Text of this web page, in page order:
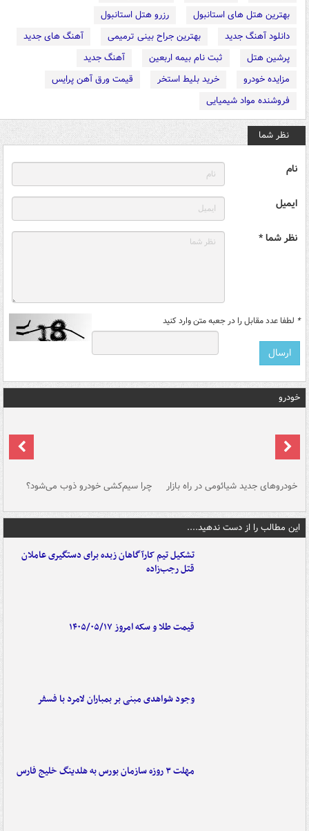
بهترین هتل های استانبول
رزرو هتل استانبول
دانلود آهنگ جدید
بهترین جراح بینی ترمیمی
آهنگ های جدید
پرشین هتل
ثبت نام بیمه اربعین
آهنگ جدید
مزایده خودرو
خرید بلیط استخر
قیمت ورق آهن پرایس
فروشنده مواد شیمیایی
نظر شما
نام
ایمیل
نظر شما *
* لطفا عدد مقابل را در جعبه متن وارد کنید
خودرو
خودروهای جدید شیائومی در راه بازار چرا سیم‌کشی خودرو ذوب می‌شود؟
این مطالب را از دست ندهید....
تشکیل تیم کارآگاهان زبده برای دستگیری عاملان
قتل رجب‌زاده
قیمت طلا و سکه امروز ۱۴۰۵/۰۵/۱۷
وجود شواهدی مبنی بر بمباران لامرد با فسفر
مهلت ۳ روزه سازمان بورس به هلدینگ خلیج فارس